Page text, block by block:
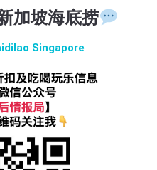
加坡海底捞
Singapore